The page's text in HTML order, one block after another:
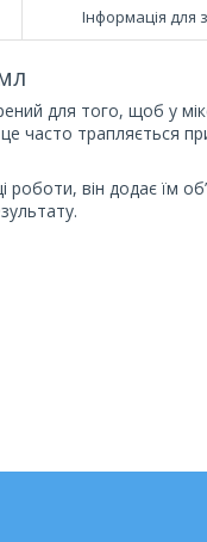
Інформація для
для того, щоб у
часто трапляється
він додає їм